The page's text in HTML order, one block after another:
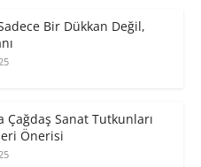
Bir Dükkan Değil,
Çağdaş Sanat Tutkunları
Önerisi